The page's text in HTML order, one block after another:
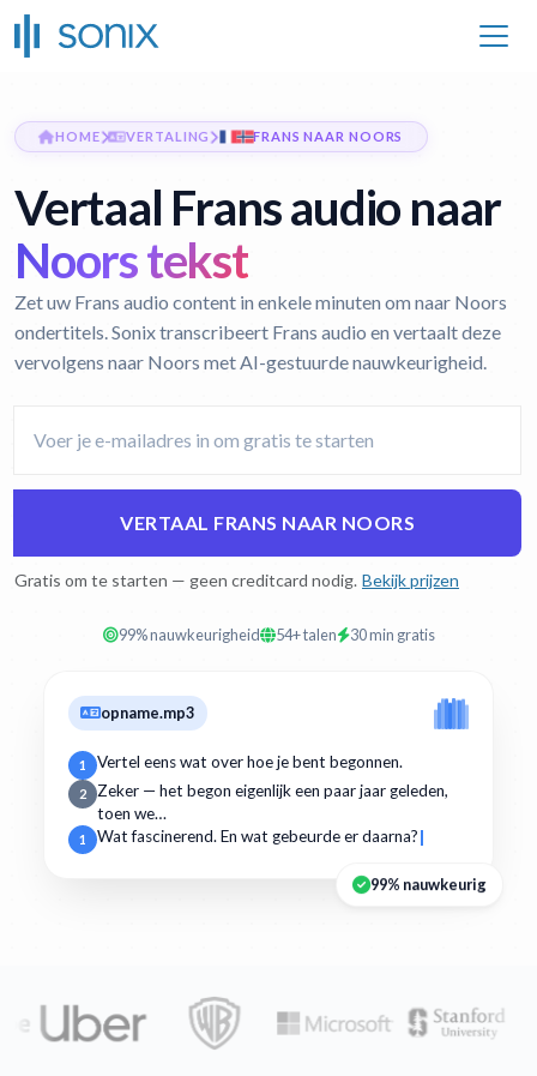
HOME VERTALING FRANS NAAR NOORS
Vertaal Frans audio naar
Noors tekst
Zet uw Frans audio content in enkele minuten om naar Noors
ondertitels. Sonix transcribeert Frans audio en vertaalt deze
vervolgens naar Noors met AI-gestuurde nauwkeurigheid.
VERTAAL FRANS NAAR NOORS
Gratis om te starten — geen creditcard nodig. Bekijk prijzen
99% nauwkeurigheid 54+ talen 30 min gratis
opname.mp3
1 Vertel eens wat over hoe je bent begonnen.
2
Zeker — het begon eigenlijk een paar jaar geleden,
toen we…
1 Wat fascinerend. En wat gebeurde er daarna?
99% nauwkeurig